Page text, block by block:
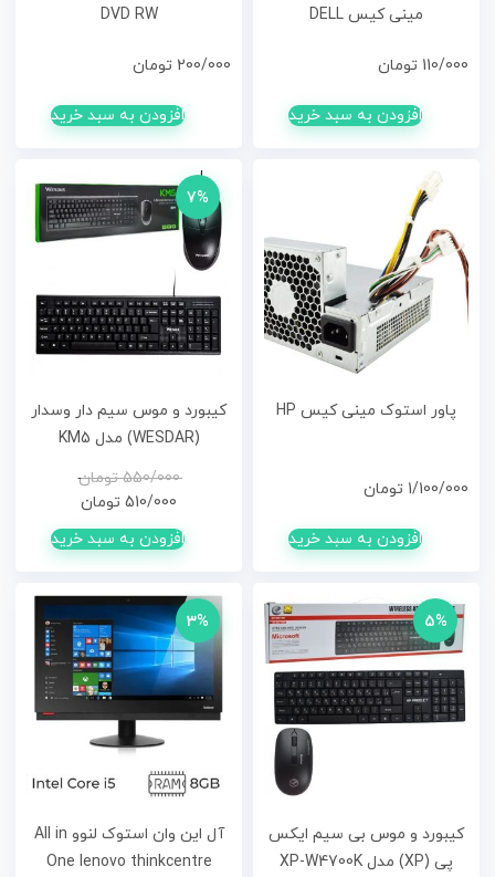
مینی کیس DELL
110/000 تومان
افزودن به سبد خرید
DVD RW
200/000 تومان
افزودن به سبد خرید
پاور استوک مینی کیس HP
1/100/000 تومان
افزودن به سبد خرید
7%
کیبورد و موس سیم دار وسدار
(WESDAR) مدل KM5
550/000 تومان
510/000 تومان
افزودن به سبد خرید
5%
کیبورد و موس بی سیم ایکس
پی (XP) مدل XP-W4700K
3%
آل این وان استوک لنوو All in
One lenovo thinkcentre